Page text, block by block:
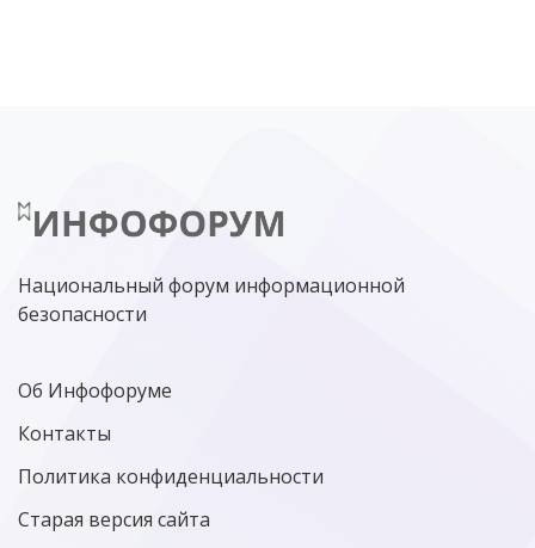
МИНЦИФРЫ РОССИИ NGFW
Национальный форум информационной
безопасности
Об Инфофоруме
Контакты
Политика конфиденциальности
Старая версия сайта